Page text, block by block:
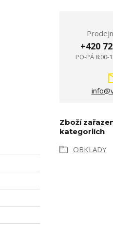
+420
PO-PÁ 8:00-
Zboží
kategoriích
OBKLADY